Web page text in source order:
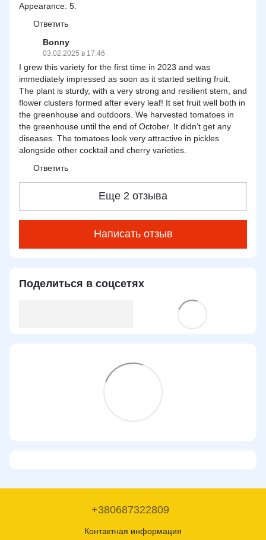
Appearance: 5.
Ответить
Bonny
03.02.2025 в 17:46
I grew this variety for the first time in 2023 and was
immediately impressed as soon as it started setting fruit.
The plant is sturdy, with a very strong and resilient stem, and
flower clusters formed after every leaf! It set fruit well both in
the greenhouse and outdoors. We harvested tomatoes in
the greenhouse until the end of October. It didn’t get any
diseases. The tomatoes look very attractive in pickles
alongside other cocktail and cherry varieties.
Ответить
Еще 2 отзыва
Написать отзыв
Поделиться в соцсетях
+380687322809
Контактная информация